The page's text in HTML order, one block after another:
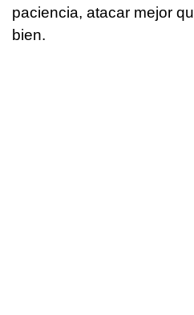
paciencia, atacar mejor
bien.